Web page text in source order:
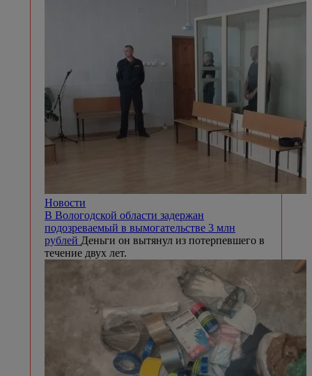
Новости
В Вологодской области задержан
подозреваемый в вымогательстве 3 млн
рублей Деньги он вытянул из потерпевшего в
течение двух лет.